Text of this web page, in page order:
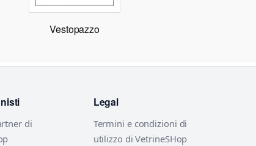
Vestopazzo
di
Legal
Termini e condizioni di
utilizzo di VetrineSHop